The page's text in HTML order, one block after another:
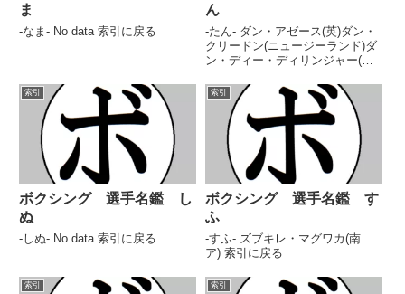
ま
-なま- No data 索引に戻る
ん
-たん- ダン・アゼース(英)ダン・
クリードン(ニュージーランド)ダ
ン・ディー・ディリンジャー(大
ーン(米)ダンテ・ハルドン(メキシ
コ)丹内 瞭(渡嘉敷)ダンリック・
スマボン(比) 索引に戻る
索引
ボクシング 選手名鑑 し
ぬ
-しぬ- No data 索引に戻る
索引
ボクシング 選手名鑑 す
ふ
-すふ- ズブキレ・マグワカ(南
ア) 索引に戻る
索引 索引